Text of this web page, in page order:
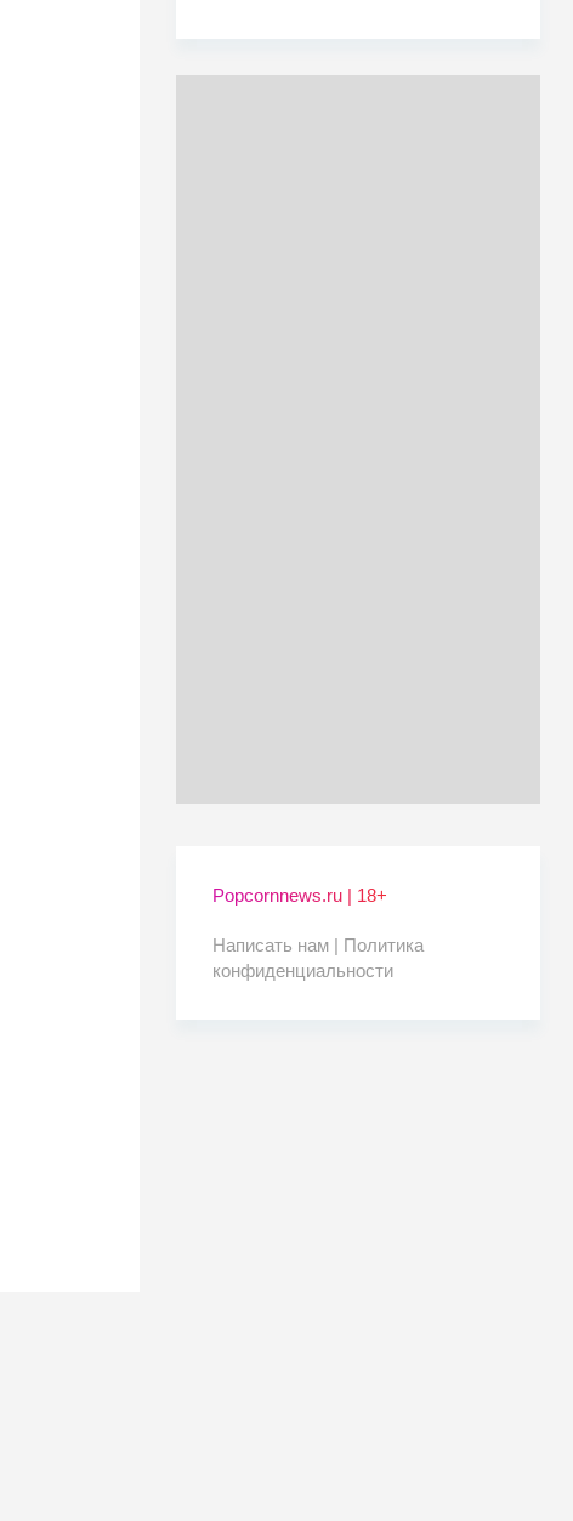
Popcornnews.ru | 18+
Написать нам | Политика
конфиденциальности